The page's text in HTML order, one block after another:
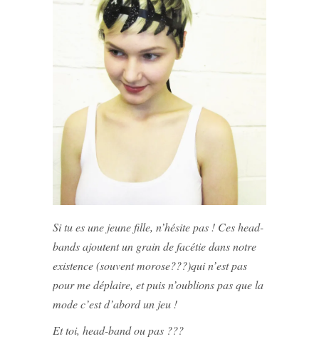
Si tu es une jeune fille, n’hésite pas ! Ces head-
bands ajoutent un grain de facétie dans notre
existence (souvent morose???)qui n’est pas
pour me déplaire, et puis n’oublions pas que la
mode c’est d’abord un jeu !
Et toi, head-band ou pas ???